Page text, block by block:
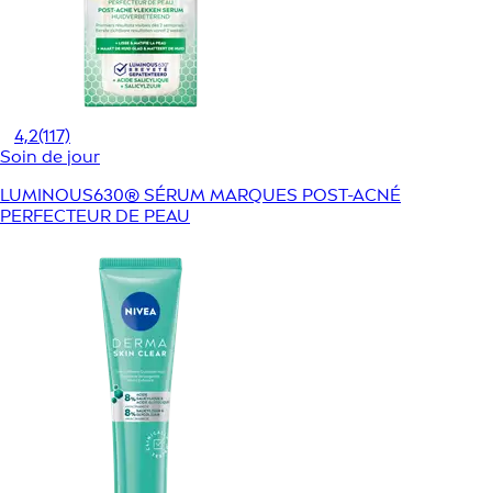
4,2(117)
Soin de jour
LUMINOUS630® SÉRUM MARQUES POST-ACNÉ
PERFECTEUR DE PEAU